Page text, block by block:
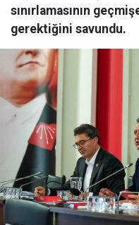
sınırlamasının
gerektiğini savundu.